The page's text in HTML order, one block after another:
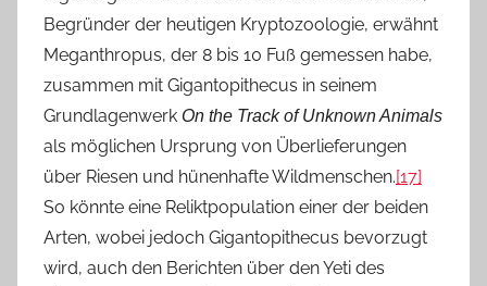
Begründer der heutigen Kryptozoologie, erwähnt
Meganthropus, der 8 bis 10 Fuß gemessen habe,
zusammen mit Gigantopithecus in seinem
Grundlagenwerk On the Track of Unknown Animals
als möglichen Ursprung von Überlieferungen
über Riesen und hünenhafte Wildmenschen.[17]
So könnte eine Reliktpopulation einer der beiden
Arten, wobei jedoch Gigantopithecus bevorzugt
wird, auch den Berichten über den Yeti des